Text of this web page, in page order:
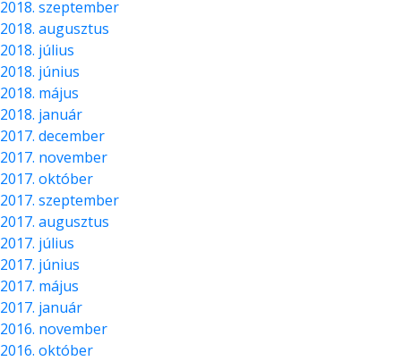
2018. szeptember
2018. augusztus
2018. július
2018. június
2018. május
2018. január
2017. december
2017. november
2017. október
2017. szeptember
2017. augusztus
2017. július
2017. június
2017. május
2017. január
2016. november
2016. október